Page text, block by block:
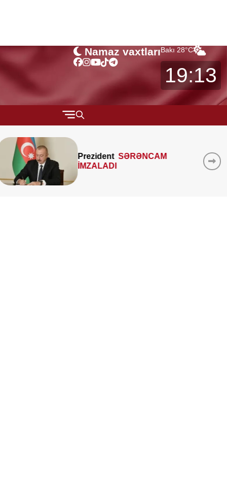
Namaz vaxtlarıBakı 28°C
19:13
MÜSAHİBƏ
MARAQLI
MTK-ların mənzil sahəsini
çöldən-çölə ölçməsi
qanunidirmi? –
Hüquqşünas